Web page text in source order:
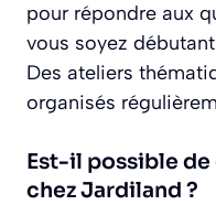
pour répondre aux
vous soyez
Des ateliers
organisés
Est-il possible
chez Jardiland ?